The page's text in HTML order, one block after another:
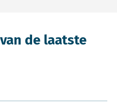
de laatste